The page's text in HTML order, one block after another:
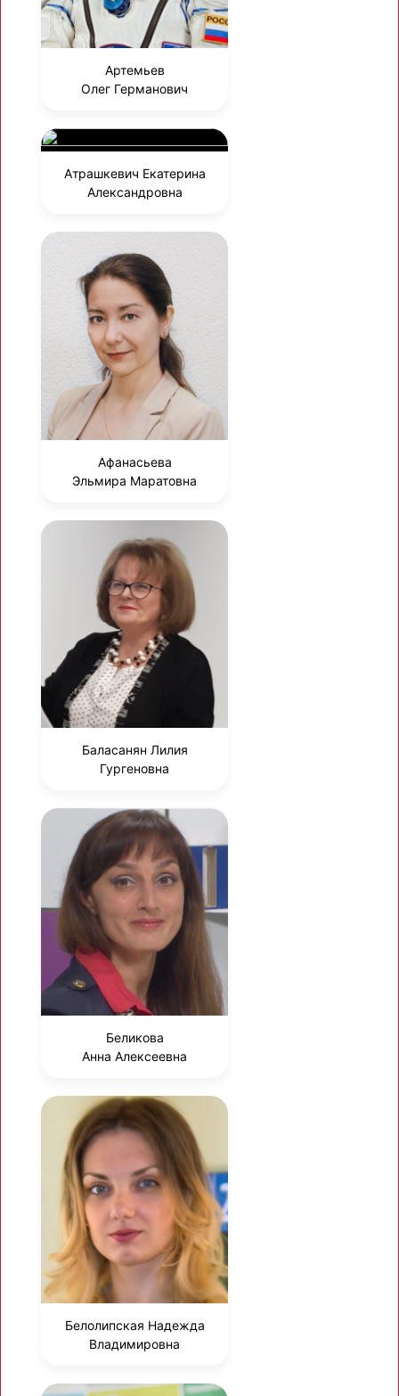
Артемьев
Олег Германович
Атрашкевич Екатерина
Александровна
Афанасьева
Эльмира Маратовна
Баласанян Лилия
Гургеновна
Беликова
Анна Алексеевна
Белолипская Надежда
Владимировна